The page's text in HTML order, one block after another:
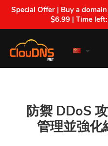
Special Offer | Buy a
$6.99 | Time left:
防禦 DDoS
管理並強化